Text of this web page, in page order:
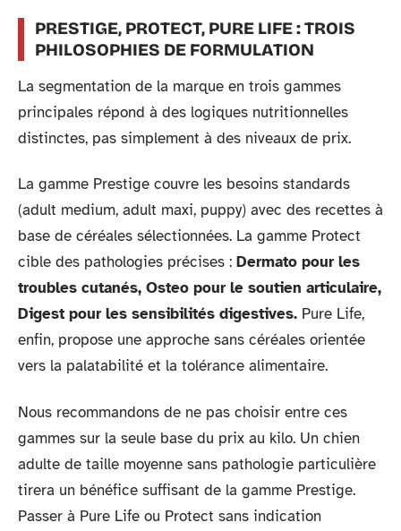
PRESTIGE, PROTECT, PURE LIFE : TROIS
PHILOSOPHIES DE FORMULATION
La segmentation de la marque en trois gammes
principales répond à des logiques nutritionnelles
distinctes, pas simplement à des niveaux de prix.
La gamme Prestige couvre les besoins standards
(adult medium, adult maxi, puppy) avec des recettes à
base de céréales sélectionnées. La gamme Protect
cible des pathologies précises : Dermato pour les
troubles cutanés, Osteo pour le soutien articulaire,
Digest pour les sensibilités digestives. Pure Life,
enfin, propose une approche sans céréales orientée
vers la palatabilité et la tolérance alimentaire.
Nous recommandons de ne pas choisir entre ces
gammes sur la seule base du prix au kilo. Un chien
adulte de taille moyenne sans pathologie particulière
tirera un bénéfice suffisant de la gamme Prestige.
Passer à Pure Life ou Protect sans indication